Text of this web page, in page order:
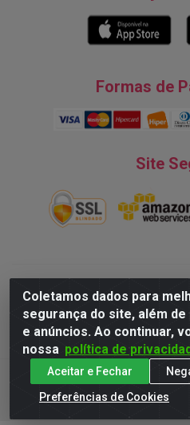
Coletamos dados para
segurança do site, além
e anúncios. Ao continuar,
nossa política de
Aceitar e Fechar
Preferências de Cookies
Formas de
Site
Natureza Comércio de
Turismo, 28, Tarumã -
Todos dos